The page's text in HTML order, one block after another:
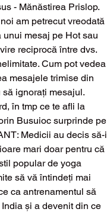
- Mănăstirea Prislop.
am petrecut vreodată
unui mesaj pe Hot sau
reciprocă între dvs.
Cum pot vedea
mesajele trimise din
ignorați mesajul.
în tmp ce te afli la
Busuioc surprinde pe
Medicii au decis să-i
mari doar pentru că
popular de yoga
să vă întindeți mai
ca antrenamentul să
și a devenit din ce